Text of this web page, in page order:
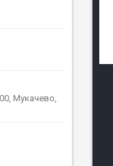
Мукачево,